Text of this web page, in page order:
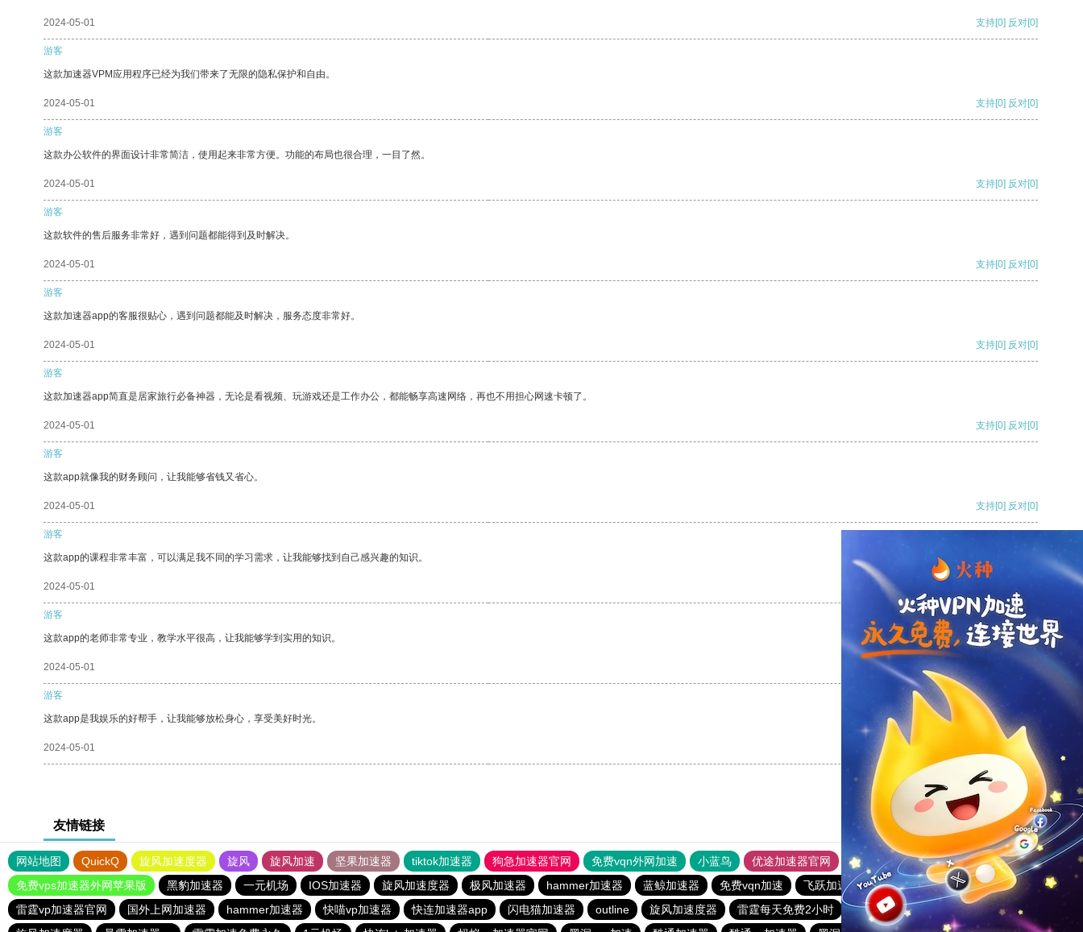
2024-05-01 支持[0] 反对[0]
游客
这款加速器VPM应用程序已经为我们带来了无限的隐私保护和自由。
2024-05-01 支持[0] 反对[0]
游客
这款办公软件的界面设计非常简洁，使用起来非常方便。功能的布局也很合理，一目了然。
2024-05-01 支持[0] 反对[0]
游客
这款软件的售后服务非常好，遇到问题都能得到及时解决。
2024-05-01 支持[0] 反对[0]
游客
这款加速器app的客服很贴心，遇到问题都能及时解决，服务态度非常好。
2024-05-01 支持[0] 反对[0]
游客
这款加速器app简直是居家旅行必备神器，无论是看视频、玩游戏还是工作办公，都能畅享高速网络，再也不用担心网速卡顿了。
2024-05-01 支持[0] 反对[0]
游客
这款app就像我的财务顾问，让我能够省钱又省心。
2024-05-01 支持[0] 反对[0]
游客
这款app的课程非常丰富，可以满足我不同的学习需求，让我能够找到自己感兴趣的知识。
2024-05-01
游客
这款app的老师非常专业，教学水平很高，让我能够学到实用的知识。
2024-05-01 反对
游客
这款app是我娱乐的好帮手，让我能够放松身心，享受美好时光。
2024-05-01 反对[0]
友情链接
网站地图 QuickQ 旋风加速度器 旋风 旋风加速 坚果加速器 tiktok加速器 狗急加速器官网 免费vqn外网加速 小蓝鸟 优途加速器官网 风驰加速器 旋风加速器
八戒看书
免费vps加速器外网苹果版
黑豹加速器 一元机场 IOS加速器 旋风加速度器 极风加速器 hammer加速器 蓝鲸加速器 免费vqn加速 飞跃加速器 旋风加速度器
极光加速器
雷霆vp加速器官网
国外上网加速器 hammer加速器 快喵vp加速器 快连加速器app 闪电猫加速器 outline 旋风加速度器 雷霆每天免费2小时 快连vρn加速器
旋风加速度器